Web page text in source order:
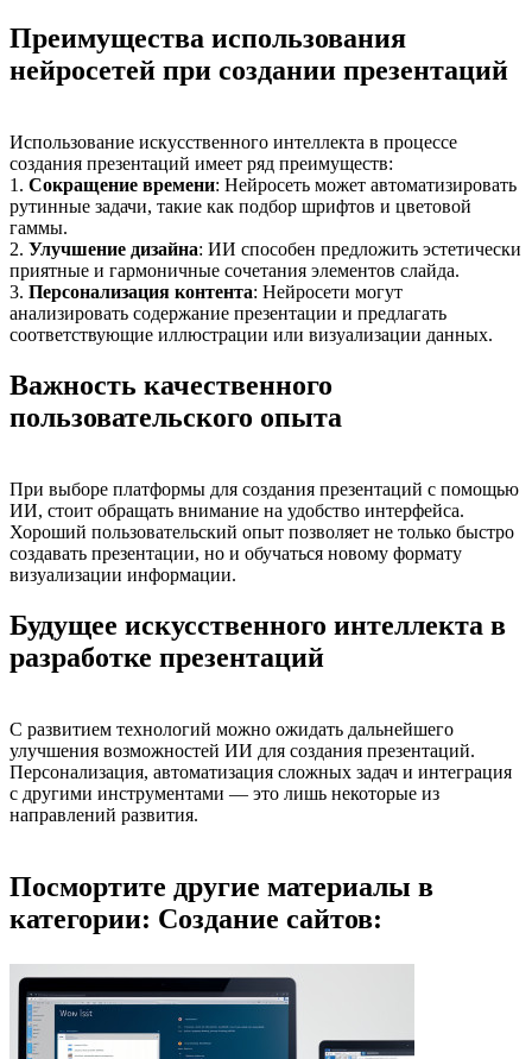
Преимущества использования
нейросетей при создании презентаций
Использование искусственного интеллекта в процессе
создания презентаций имеет ряд преимуществ:
1. Сокращение времени: Нейросеть может автоматизировать
рутинные задачи, такие как подбор шрифтов и цветовой
гаммы.
2. Улучшение дизайна: ИИ способен предложить эстетически
приятные и гармоничные сочетания элементов слайда.
3. Персонализация контента: Нейросети могут
анализировать содержание презентации и предлагать
соответствующие иллюстрации или визуализации данных.
Важность качественного
пользовательского опыта
При выборе платформы для создания презентаций с помощью
ИИ, стоит обращать внимание на удобство интерфейса.
Хороший пользовательский опыт позволяет не только быстро
создавать презентации, но и обучаться новому формату
визуализации информации.
Будущее искусственного интеллекта в
разработке презентаций
С развитием технологий можно ожидать дальнейшего
улучшения возможностей ИИ для создания презентаций.
Персонализация, автоматизация сложных задач и интеграция
с другими инструментами — это лишь некоторые из
направлений развития.
Посмортите другие материалы в
категории: Создание сайтов: